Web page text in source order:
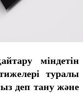
міндетін
туралы
деп тану және